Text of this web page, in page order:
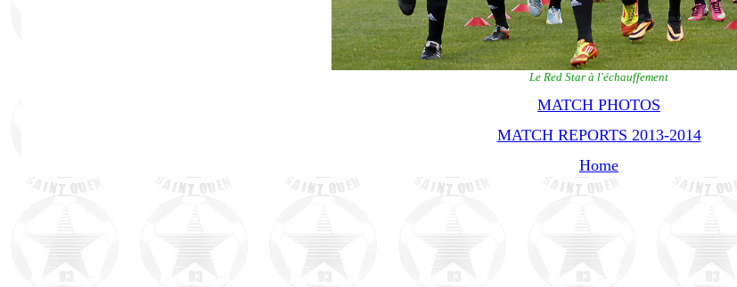
Le Red Star à l'échauffement
MATCH PHOTOS
MATCH REPORTS 2013-2014
Home